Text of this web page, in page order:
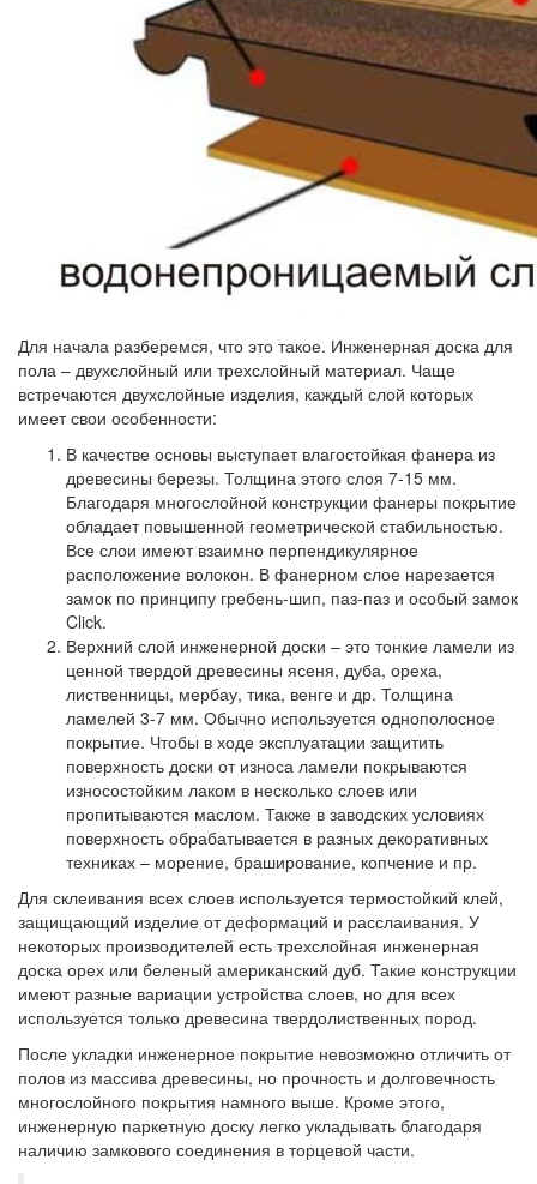
Для начала разберемся, что это такое. Инженерная доска для
пола – двухслойный или трехслойный материал. Чаще
встречаются двухслойные изделия, каждый слой которых
имеет свои особенности:
В качестве основы выступает влагостойкая фанера из
древесины березы. Толщина этого слоя 7-15 мм.
Благодаря многослойной конструкции фанеры покрытие
обладает повышенной геометрической стабильностью.
Все слои имеют взаимно перпендикулярное
расположение волокон. В фанерном слое нарезается
замок по принципу гребень-шип, паз-паз и особый замок
Click.
Верхний слой инженерной доски – это тонкие ламели из
ценной твердой древесины ясеня, дуба, ореха,
лиственницы, мербау, тика, венге и др. Толщина
ламелей 3-7 мм. Обычно используется однополосное
покрытие. Чтобы в ходе эксплуатации защитить
поверхность доски от износа ламели покрываются
износостойким лаком в несколько слоев или
пропитываются маслом. Также в заводских условиях
поверхность обрабатывается в разных декоративных
техниках – морение, браширование, копчение и пр.
Для склеивания всех слоев используется термостойкий клей,
защищающий изделие от деформаций и расслаивания. У
некоторых производителей есть трехслойная инженерная
доска орех или беленый американский дуб. Такие конструкции
имеют разные вариации устройства слоев, но для всех
используется только древесина твердолиственных пород.
После укладки инженерное покрытие невозможно отличить от
полов из массива древесины, но прочность и долговечность
многослойного покрытия намного выше. Кроме этого,
инженерную паркетную доску легко укладывать благодаря
наличию замкового соединения в торцевой части.